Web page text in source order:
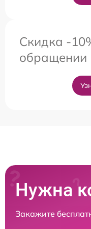
Скидка -
обращении
Нужна
Закажите